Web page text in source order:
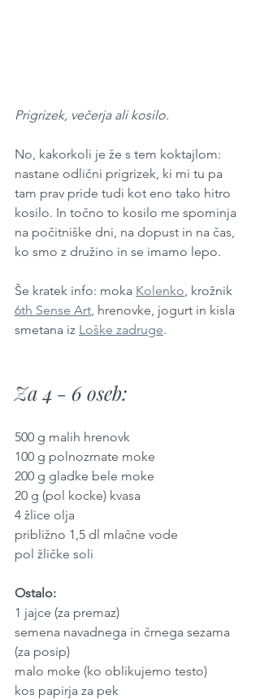
Prigrizek, večerja ali kosilo.
No, kakorkoli je že s tem koktajlom:
nastane odlični prigrizek, ki mi tu pa
tam prav pride tudi kot eno tako hitro
kosilo. In točno to kosilo me spominja
na počitniške dni, na dopust in na čas,
ko smo z družino in se imamo lepo.
Še kratek info: moka Kolenko , krožnik
6th Sense Art , hrenovke, jogurt in kisla
smetana iz Loške zadruge.
Za 4 - 6 oseb:
500 g malih hrenovk
100 g polnozrnate moke
200 g gladke bele moke
20 g (pol kocke) kvasa
4 žlice olja
približno 1,5 dl mlačne vode
pol žličke soli
Ostalo:
1 jajce (za premaz)
semena navadnega in črnega sezama
(za posip)
malo moke (ko oblikujemo testo)
kos papirja za pek